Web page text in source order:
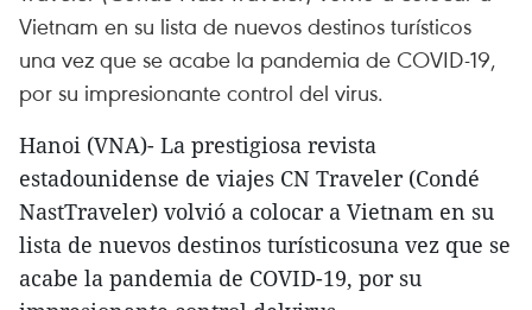
Vietnam en su lista de nuevos destinos turísticos
una vez que se acabe la pandemia de COVID-19,
por su impresionante control del virus.
Hanoi (VNA)- La prestigiosa revista
estadounidense de viajes CN Traveler (Condé
NastTraveler) volvió a colocar a Vietnam en su
lista de nuevos destinos turísticosuna vez que se
acabe la pandemia de COVID-19, por su